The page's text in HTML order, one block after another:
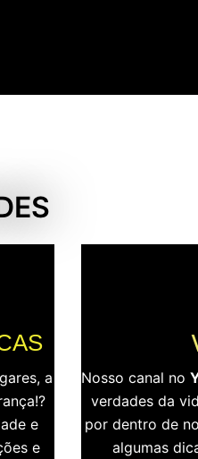
a
e
e
Nosso canal no
verdades da
por dentro de
algumas